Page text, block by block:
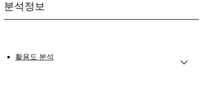
분석정보
활용도 분석